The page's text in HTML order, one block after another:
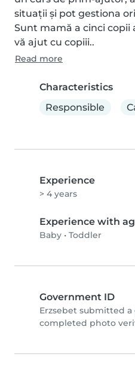
situații și pot gestiona
Sunt mamă a cinci copii
vă ajut cu copiii..
Read more
Characteristics
Responsible
Experience
> 4 years
Experience with
Baby • Toddler
Government ID
Erzsebet submitted
completed photo